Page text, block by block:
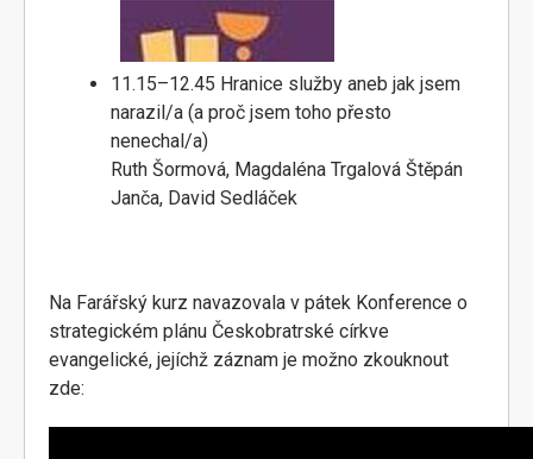
11.15–12.45 Hranice služby aneb jak jsem
narazil/a (a proč jsem toho přesto
nenechal/a)
Ruth Šormová, Magdaléna Trgalová Štěpán
Janča, David Sedláček
Na Farářský kurz navazovala v pátek Konference o
strategickém plánu Českobratrské církve
evangelické, jejíchž záznam je možno zkouknout
zde: